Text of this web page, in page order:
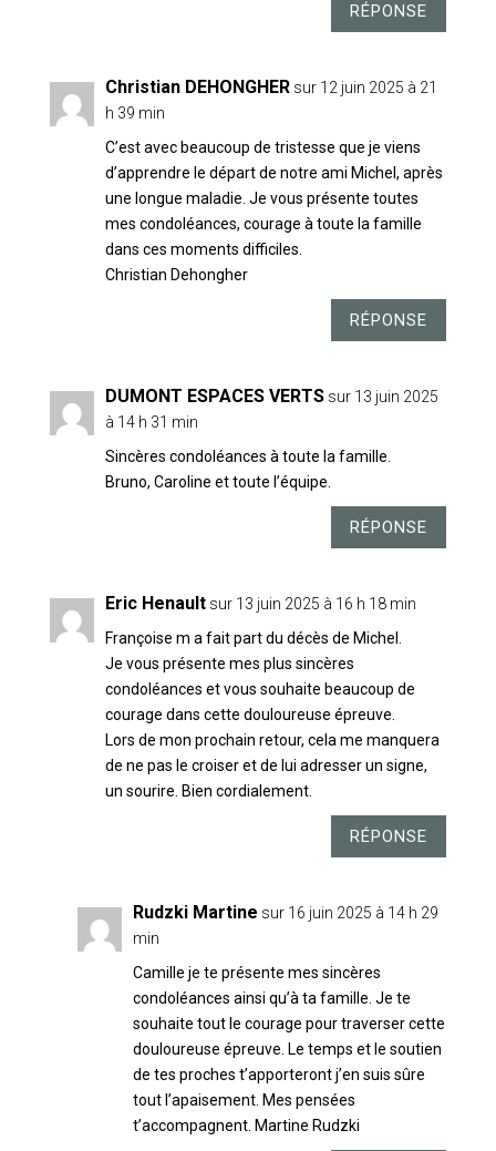
RÉPONSE
Christian DEHONGHER sur 12 juin 2025 à 21
h 39 min
C’est avec beaucoup de tristesse que je viens
d’apprendre le départ de notre ami Michel, après
une longue maladie. Je vous présente toutes
mes condoléances, courage à toute la famille
dans ces moments difficiles.
Christian Dehongher
RÉPONSE
DUMONT ESPACES VERTS sur 13 juin 2025
à 14 h 31 min
Sincères condoléances à toute la famille.
Bruno, Caroline et toute l’équipe.
RÉPONSE
Eric Henault sur 13 juin 2025 à 16 h 18 min
Françoise m a fait part du décès de Michel.
Je vous présente mes plus sincères
condoléances et vous souhaite beaucoup de
courage dans cette douloureuse épreuve.
Lors de mon prochain retour, cela me manquera
de ne pas le croiser et de lui adresser un signe,
un sourire. Bien cordialement.
RÉPONSE
Rudzki Martine sur 16 juin 2025 à 14 h 29
min
Camille je te présente mes sincères
condoléances ainsi qu’à ta famille. Je te
souhaite tout le courage pour traverser cette
douloureuse épreuve. Le temps et le soutien
de tes proches t’apporteront j’en suis sûre
tout l’apaisement. Mes pensées
t’accompagnent. Martine Rudzki